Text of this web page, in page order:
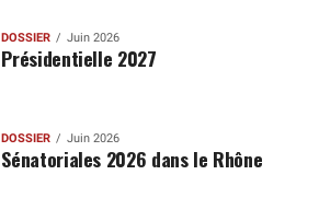
DOSSIER Juin 2026
Présidentielle 2027
DOSSIER Juin 2026
Sénatoriales 2026 dans le Rhône